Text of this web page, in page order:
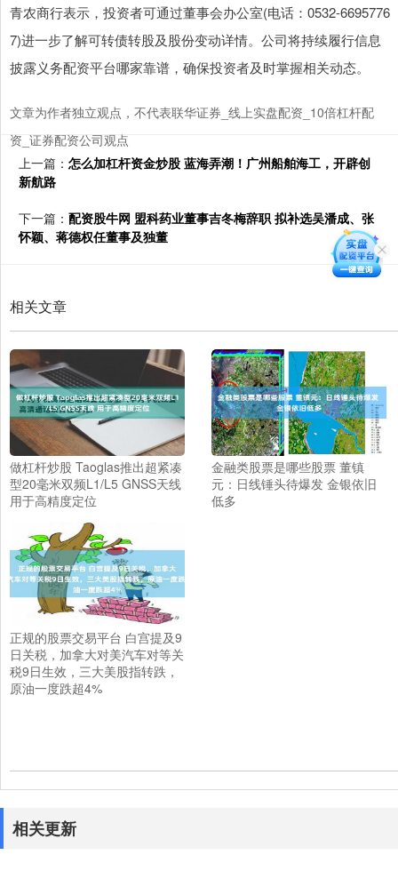
青农商行表示，投资者可通过董事会办公室(电话：0532-6695776
7)进一步了解可转债转股及股份变动详情。公司将持续履行信息
披露义务配资平台哪家靠谱，确保投资者及时掌握相关动态。
文章为作者独立观点，不代表联华证券_线上实盘配资_10倍杠杆配
资_证券配资公司观点
上一篇： 怎么加杠杆资金炒股 蓝海弄潮！广州船舶海工，开辟创
新航路
下一篇： 配资股牛网 盟科药业董事吉冬梅辞职 拟补选吴潘成、张
怀颖、蒋德权任董事及独董
相关文章
做杠杆炒股 Taoglas推出超紧凑
型20毫米双频L1/L5 GNSS天线
用于高精度定位
金融类股票是哪些股票 董镇
元：日线锤头待爆发 金银依旧
低多
正规的股票交易平台 白宫提及9
日关税，加拿大对美汽车对等关
税9日生效，三大美股指转跌，
原油一度跌超4%
相关更新